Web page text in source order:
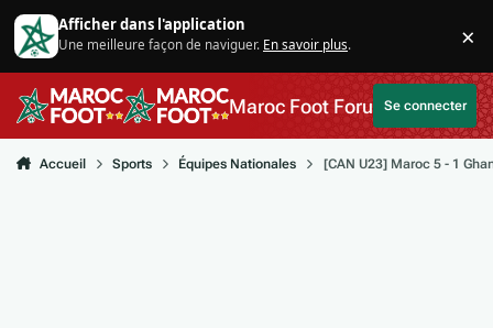
Aller au contenu
Afficher dans l'application
Une meilleure façon de naviguer. En savoir plus. ×
Maroc Foot ForumSe connecter
Accueil Sports Équipes Nationales [CAN U23] Maroc 5 - 1